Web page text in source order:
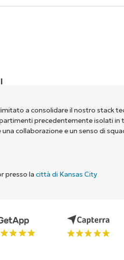
a consolidare il nostro stack
precedentemente isolati in
collaborazione e un senso di
presso la città di Kansas City